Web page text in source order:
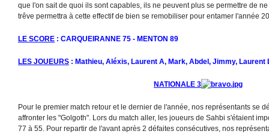
que l'on sait de quoi ils sont capables, ils ne peuvent plus se permettre de
trêve permettra à cette effectif de bien se remobiliser pour entamer l'année
LE SCORE : CARQUEIRANNE 75 - MENTON 89
LES JOUEURS : Mathieu, Aléxis, Laurent A, Mark, Abdel, Jimmy, Laurent
NATIONALE 3
Pour le premier match retour et le dernier de l'année, nos représentants se
affronter les "Golgoth". Lors du match aller, les joueurs de Sahbi s'étaient
77 à 55. Pour repartir de l'avant après 2 défaites consécutives, nos